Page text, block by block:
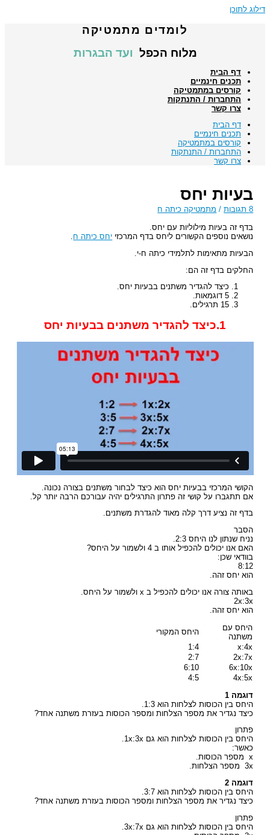
דילוג לתוכן
לומדים מתמטיקה
מלוח הכפל ועד הבגרות
דף הבית
תכנים חינמיים
קורסים במתמטיקה
התחברות / התנתקות
צרו קשר
דף הבית
תכנים חינמיים
קורסים במתמטיקה
התחברות / התנתקות
צרו קשר
בעיות יחס
8 תגובות / מתמטיקה כיתה ח
בדף זה בעיות מילוליות עם יחס.
נושאים נוספים הקשורים ליחס בדף המרכזי יחס כיתה ח
הבעיות מתאימות לתלמידי כיתה ח-י.
החלקים בדף זה הם:
כיצד להגדיר משתנים בבעיות יחס.
5 דוגמאות.
15 תרגילים.
1.כיצד להגדיר משתנים בבעיות יחס
הקושי המרכזי בבעיות יחס הוא כיצד לבחור משתנים בצורה נכונה.
אם תתגברו על קושי זה פתרון התרגילים יהיה עבורכם הרבה יותר קל.
בדף זה נציע דרך קלה מאוד להגדרת משתנים.
הסבר
נניח שנתון לנו היחס 2:3.
האם אנו יכולים להכפיל אותו ב 4 ולשמור על היחס?
בוודאי שכן:
8:12
הוא יחס זהה.
באותה צורה אנו יכולים להכפיל ב x ולשמור על היחס.
2x:3x
הוא יחס זהה.
היחס עם
משתנה
היחס המקורי
x:4x
1:4
2x:7x
2:7
6x:10x
6:10
4x:5x
4:5
דוגמה 1
היחס בין הכוסות לצלחות הוא 1:3.
כיצד נגדיר את מספר הצלחות ומספר הכוסות בעזרת משתנה אחד?
פתרון
היחס בין הכוסות לצלחות הוא גם 1x:3x.
כאשר:
x מספר הכוסות.
3x מספר הצלחות.
דוגמה 2
היחס בין הכוסות לצלחות הוא 3:7.
כיצד נגדיר את מספר הצלחות ומספר הכוסות בעזרת משתנה אחד?
פתרון
היחס בין הכוסות לצלחות הוא גם 3x:7x.